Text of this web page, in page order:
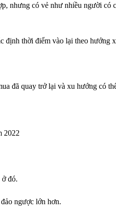
nhưng có vẻ như nhiều người có
định thời điểm vào lại theo hướng
đã quay trở lại và xu hướng có
2022
đó.
ngược lớn hơn.